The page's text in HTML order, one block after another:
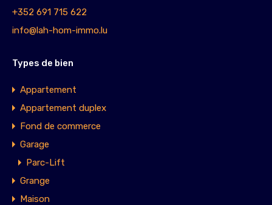
+352 691 715 622
info@lah-hom-immo.lu
Types de bien
Appartement
Appartement duplex
Fond de commerce
Garage
Parc-Lift
Grange
Maison